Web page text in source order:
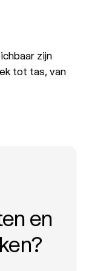
zijn
tot tas, van
en